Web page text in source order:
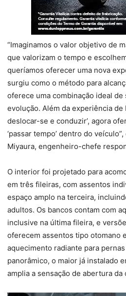
“Imaginamos o valor objetivo de
que valorizam o tempo e
queríamos oferecer uma nova
surgiu como o método para
oferece uma combinação ideal de
evolução. Além da experiência de
deslocar-se e conduzir’, agora
‘passar tempo’ dentro do
Miyaura, engenheiro-chefe
O interior foi projetado para
em três fileiras, com assentos
espaço amplo na terceira,
adultos. Os bancos contam com
inclusive na última fileira, e
oferecem assentos tipo otomano
aquecimento radiante para
panorâmico, o maior já instalado
amplia a sensação de abertura da